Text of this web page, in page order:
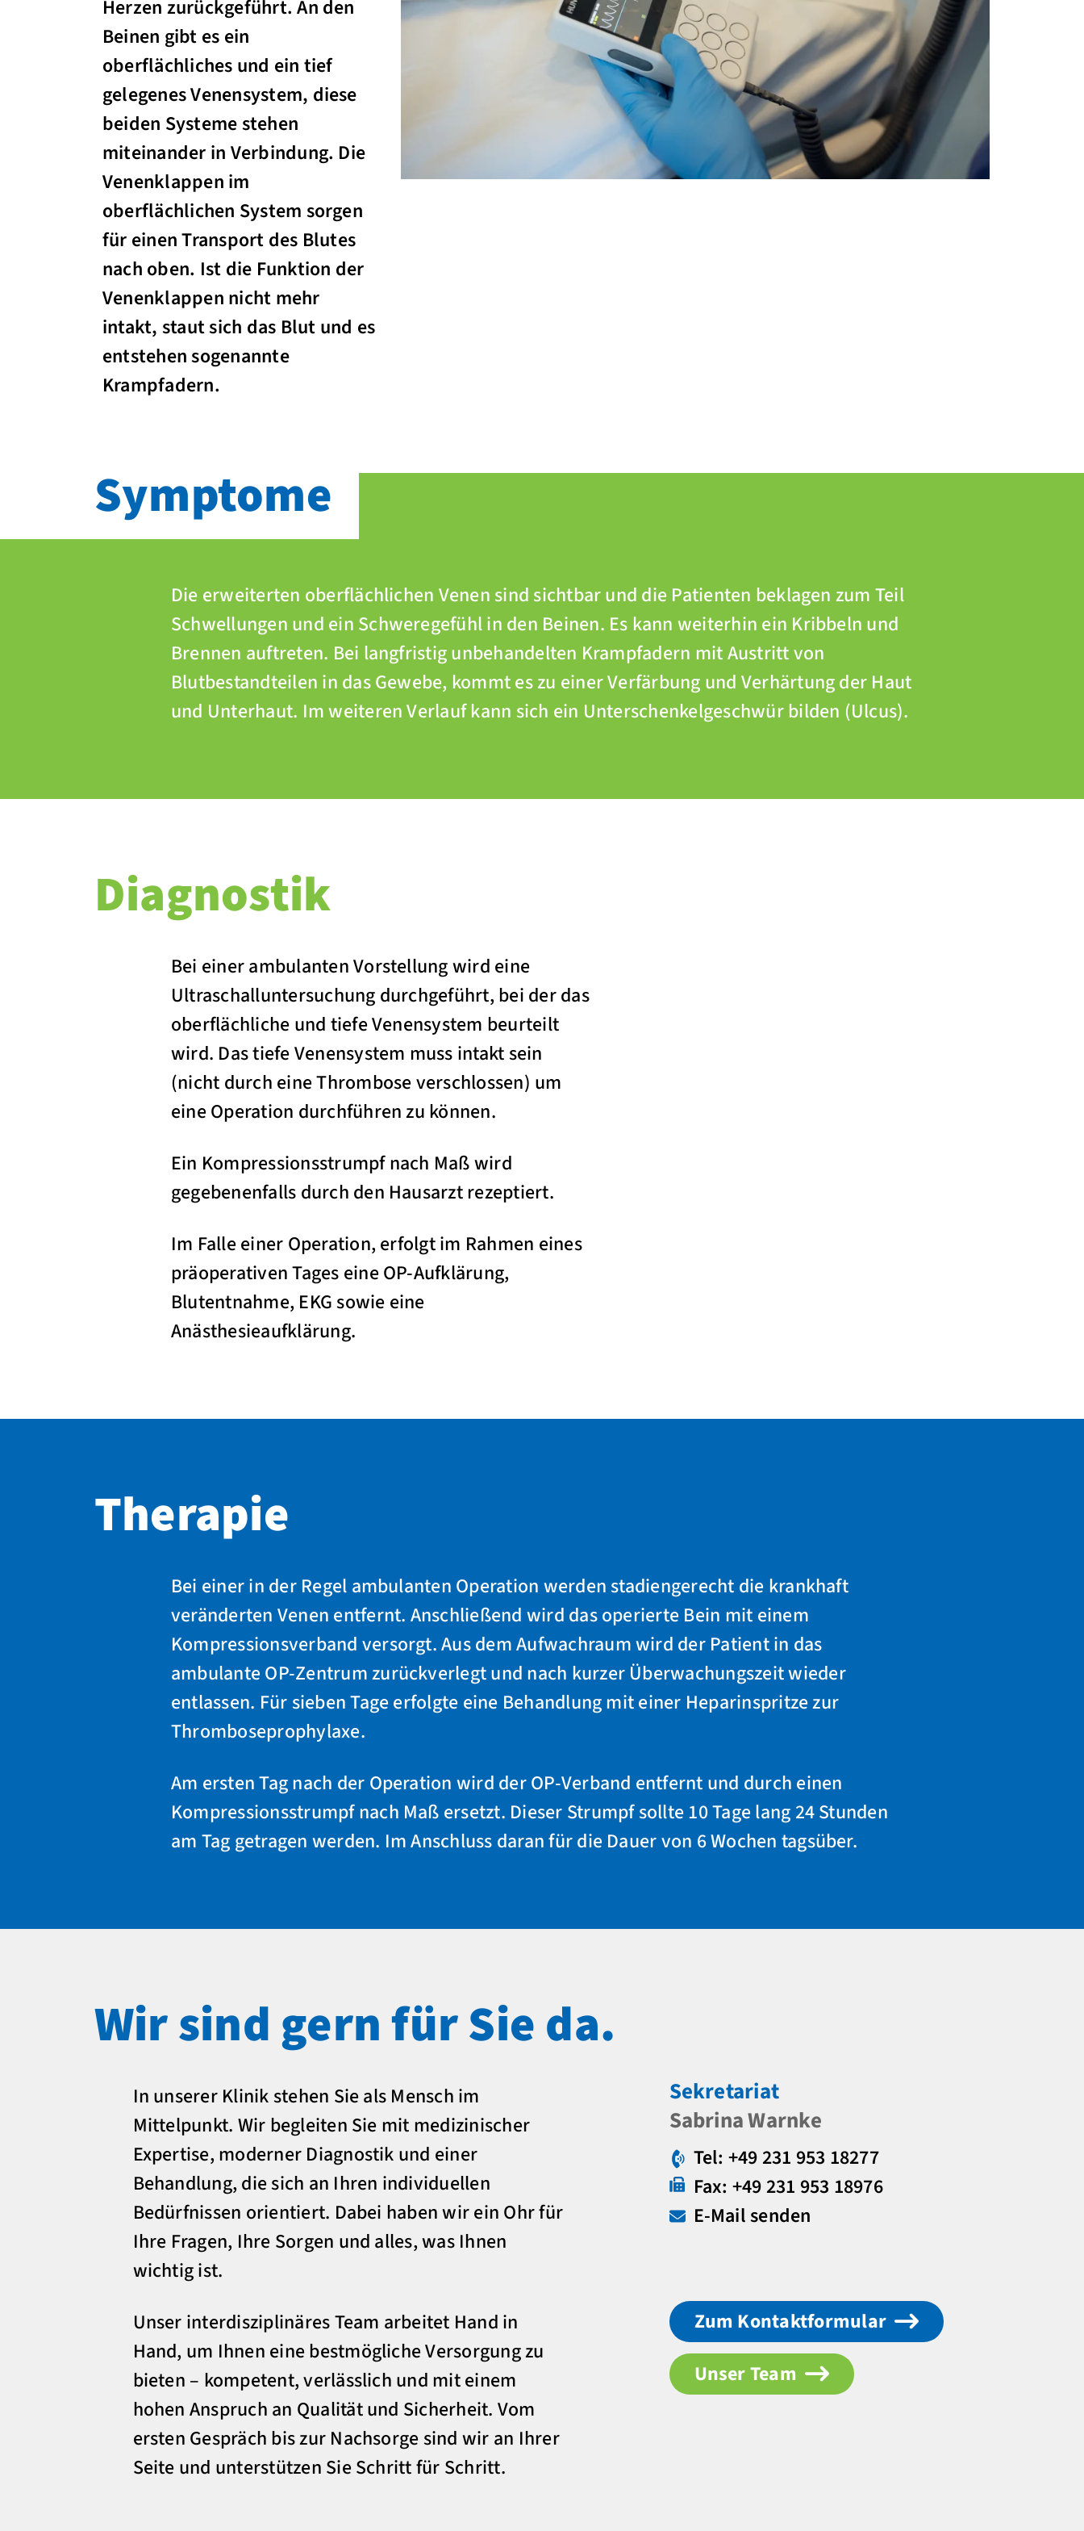
Herzen zurückgeführt. An den
Beinen gibt es ein
oberflächliches und ein tief
gelegenes Venensystem, diese
beiden Systeme stehen
miteinander in Verbindung. Die
Venenklappen im
oberflächlichen System sorgen
für einen Transport des Blutes
nach oben. Ist die Funktion der
Venenklappen nicht mehr
intakt, staut sich das Blut und es
entstehen sogenannte
Krampfadern.
Symptome
Die erweiterten oberflächlichen Venen sind sichtbar und die Patienten beklagen zum Teil
Schwellungen und ein Schweregefühl in den Beinen. Es kann weiterhin ein Kribbeln und
Brennen auftreten. Bei langfristig unbehandelten Krampfadern mit Austritt von
Blutbestandteilen in das Gewebe, kommt es zu einer Verfärbung und Verhärtung der Haut
und Unterhaut. Im weiteren Verlauf kann sich ein Unterschenkelgeschwür bilden (Ulcus).
Diagnostik
Bei einer ambulanten Vorstellung wird eine
Ultraschalluntersuchung durchgeführt, bei der das
oberflächliche und tiefe Venensystem beurteilt
wird. Das tiefe Venensystem muss intakt sein
(nicht durch eine Thrombose verschlossen) um
eine Operation durchführen zu können.
Ein Kompressionsstrumpf nach Maß wird
gegebenenfalls durch den Hausarzt rezeptiert.
Im Falle einer Operation, erfolgt im Rahmen eines
präoperativen Tages eine OP-Aufklärung,
Blutentnahme, EKG sowie eine
Anästhesieaufklärung.
Therapie
Bei einer in der Regel ambulanten Operation werden stadiengerecht die krankhaft
veränderten Venen entfernt. Anschließend wird das operierte Bein mit einem
Kompressionsverband versorgt. Aus dem Aufwachraum wird der Patient in das
ambulante OP-Zentrum zurückverlegt und nach kurzer Überwachungszeit wieder
entlassen. Für sieben Tage erfolgte eine Behandlung mit einer Heparinspritze zur
Thromboseprophylaxe.
Am ersten Tag nach der Operation wird der OP-Verband entfernt und durch einen
Kompressionsstrumpf nach Maß ersetzt. Dieser Strumpf sollte 10 Tage lang 24 Stunden
am Tag getragen werden. Im Anschluss daran für die Dauer von 6 Wochen tagsüber.
Wir sind gern für Sie da.
In unserer Klinik stehen Sie als Mensch im
Mittelpunkt. Wir begleiten Sie mit medizinischer
Expertise, moderner Diagnostik und einer
Behandlung, die sich an Ihren individuellen
Bedürfnissen orientiert. Dabei haben wir ein Ohr für
Ihre Fragen, Ihre Sorgen und alles, was Ihnen
wichtig ist.
Unser interdisziplinäres Team arbeitet Hand in
Hand, um Ihnen eine bestmögliche Versorgung zu
bieten – kompetent, verlässlich und mit einem
hohen Anspruch an Qualität und Sicherheit. Vom
ersten Gespräch bis zur Nachsorge sind wir an Ihrer
Seite und unterstützen Sie Schritt für Schritt.
Sekretariat
Sabrina Warnke
Tel: +49 231 953 18277
Fax: +49 231 953 18976
E-Mail senden
Zum Kontaktformular
Unser Team